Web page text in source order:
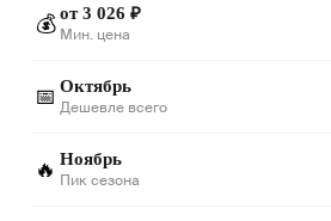
💰 от 3 026 ₽
Мин. цена
📅 Октябрь
Дешевле всего
🔥 Ноябрь
Пик сезона